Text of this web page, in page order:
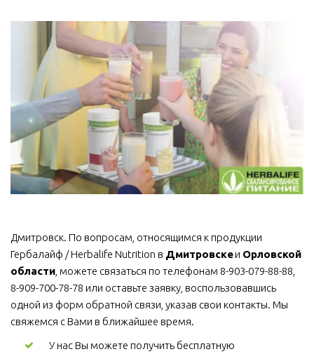
Дмитровск. По вопросам, относящимся к продукции
Гербалайф / Herbalife Nutrition в Дмитровске и Орловской
области, можете связаться по телефонам 8-903-079-88-88,
8-909-700-78-78 или оставьте заявку, воспользовавшись
одной из форм обратной связи, указав свои контакты. Мы
свяжемся с Вами в ближайшее время.
У нас Вы можете получить бесплатную